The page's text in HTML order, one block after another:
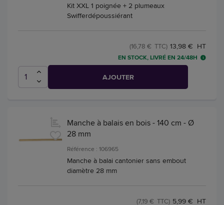
Kit XXL 1 poignée + 2 plumeaux
Swifferdépoussiérant
13,98 € HT
(16,78 € TTC)
EN STOCK, LIVRÉ EN 24/48H
AJOUTER
Manche à balais en bois - 140 cm - Ø
28 mm
Référence : 106965
Manche à balai cantonier sans embout
diamètre 28 mm
5,99 € HT
(7,19 € TTC)